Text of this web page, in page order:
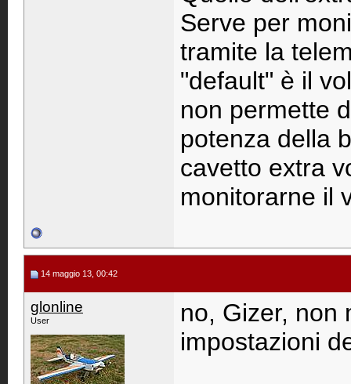
Serve per
tramite la
"default" è il
non permette
potenza della
cavetto extra
monitorarne il
14 maggio 13, 00:42
glonline
User
no, Gizer, non
impostazioni